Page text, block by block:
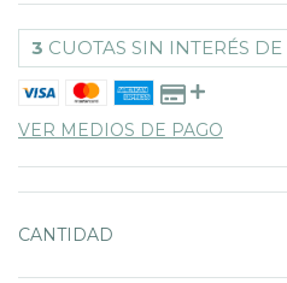
3 CUOTAS SIN INTERÉS DE
VER MEDIOS DE PAGO
CANTIDAD